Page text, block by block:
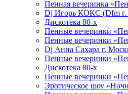
Пенная вечеринка
Dj Игорь КОКС (Dfm г.
Дискотека 80-х
Пенные вечеринки
Пенные вечеринки
Dj Анна Сахара г.
Пенные вечеринки
Дискотека 80-х
Пенные вечеринки
Эротическое шоу